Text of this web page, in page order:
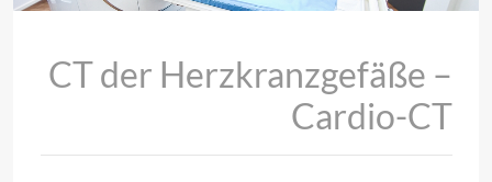
CT der Herzkranzgefäße –
Cardio-CT